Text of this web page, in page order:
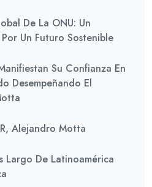
De La ONU: Un
Un Futuro Sostenible
Su Confianza En
Desempeñando El
Alejandro Motta
Largo De Latinoamérica